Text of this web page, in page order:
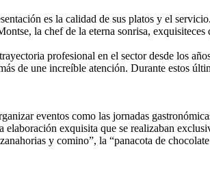
es la calidad de sus platos y el
la chef de la eterna sonrisa,
profesional en el sector desde los
de une increíble atención. Durante estos
eventos como las jornadas
exquisita que se realizaban
y comino”, la “panacota de